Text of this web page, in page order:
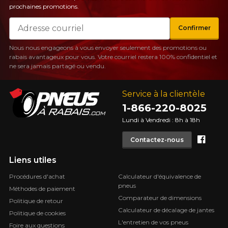
Service à la clientèle
1-866-220-8025
Lundi à Vendredi : 8h à 18h
Contactez-nous
Liens utiles
Procédures d'achat
Méthodes de paiement
Politique de retour
Politique de cookies
Foire aux questions
Calculateur d'équivalence de
pneus
Comparateur de dimensions
Calculateur de décalage de jantes
L'entretien de vos pneus
prochaines promotions.
Courriel
Confirmer
Nous nous engageons à vous envoyer seulement des promotions ou
rabais avantageux pour vous. Votre courriel restera 100% confidentiel et
ne sera jamais partagé ou vendu.